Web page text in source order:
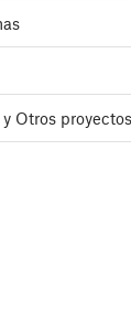
Otros proyectos